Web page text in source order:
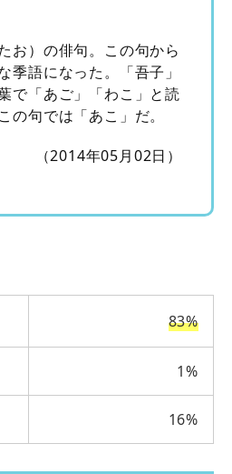
お）の俳句。この句から
季語になった。「吾子」
で「あご」「わこ」と読
の句では「あこ」だ。
（2014年05月02日）
83%
1%
16%